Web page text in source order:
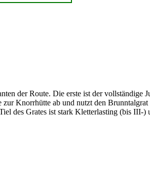
der Route. Die erste ist der vollständige
Knorrhütte ab und nutzt den
des Grates ist stark Kletterlasting (bis III-)